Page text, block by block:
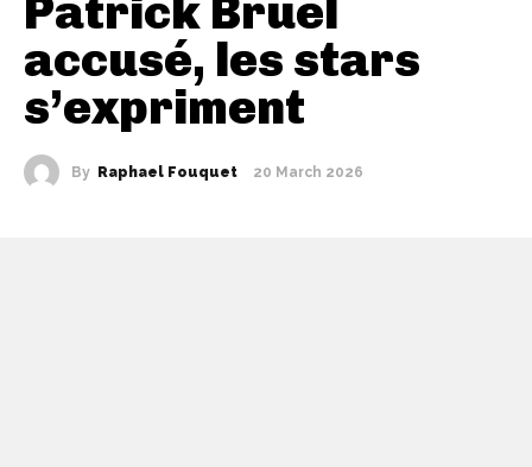
Patrick Bruel
accusé, les stars
s’expriment
By Raphael Fouquet 20 March 2026